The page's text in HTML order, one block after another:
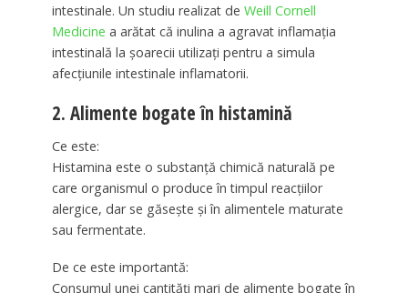
intestinale. Un studiu realizat de Weill Cornell
Medicine a arătat că inulina a agravat inflamația
intestinală la șoarecii utilizați pentru a simula
afecțiunile intestinale inflamatorii.
2. Alimente bogate în histamină
Ce este:
Histamina este o substanță chimică naturală pe
care organismul o produce în timpul reacțiilor
alergice, dar se găsește și în alimentele maturate
sau fermentate.
De ce este importantă:
Consumul unei cantități mari de alimente bogate în